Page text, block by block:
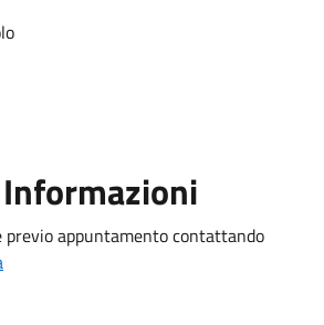
previo appuntamento contattando